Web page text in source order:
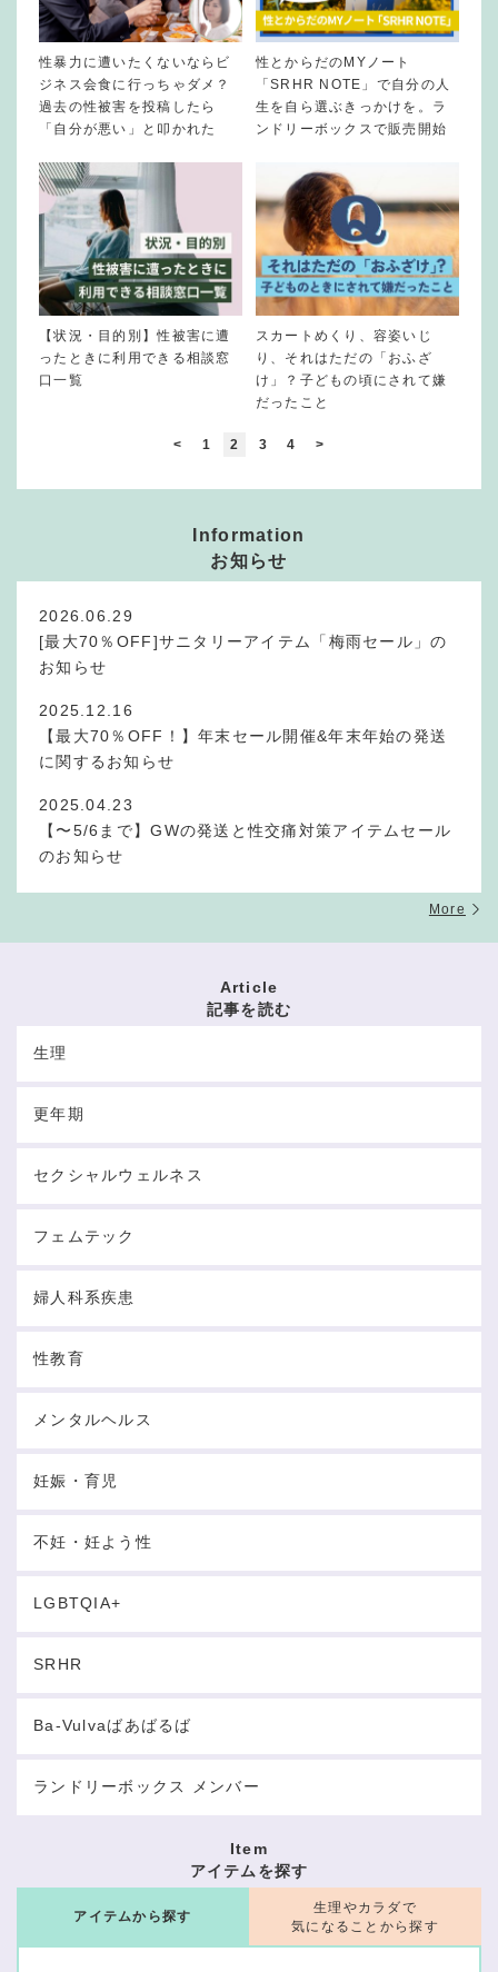
性暴力に遭いたくないならビ
ジネス会食に行っちゃダメ？
過去の性被害を投稿したら
「自分が悪い」と叩かれた
性とからだのMYノート
「SRHR NOTE」で自分の人
生を自ら選ぶきっかけを。ラ
ンドリーボックスで販売開始
【状況・目的別】性被害に遭
ったときに利用できる相談窓
口一覧
スカートめくり、容姿いじ
り、それはただの「おふざ
け」？子どもの頃にされて嫌
だったこと
< 1 2 3 4 >
Information
お知らせ
2026.06.29
[最大70％OFF]サニタリーアイテム「梅雨セール」の
お知らせ
2025.12.16
【最大70％OFF！】年末セール開催&年末年始の発送
に関するお知らせ
2025.04.23
【〜5/6まで】GWの発送と性交痛対策アイテムセール
のお知らせ
More
Article
記事を読む
生理
更年期
セクシャルウェルネス
フェムテック
婦人科系疾患
性教育
メンタルヘルス
妊娠・育児
不妊・妊よう性
LGBTQIA+
SRHR
Ba-Vulvaばあばるば
ランドリーボックス メンバー
Item
アイテムを探す
アイテムから探す
生理やカラダで
気になることから探す